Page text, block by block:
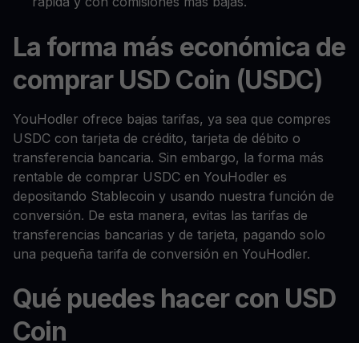
La forma más económica de
comprar USD Coin (USDC)
YouHodler ofrece bajas tarifas, ya sea que compres
USDC con tarjeta de crédito, tarjeta de débito o
transferencia bancaria. Sin embargo, la forma más
rentable de comprar USDC en YouHodler es
depositando Stablecoin y usando nuestra función de
conversión. De esta manera, evitas las tarifas de
transferencias bancarias y de tarjeta, pagando solo
una pequeña tarifa de conversión en YouHodler.
Qué puedes hacer con USD
Coin